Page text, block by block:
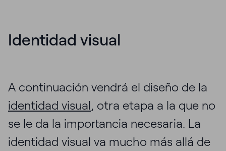
Identidad visual
A continuación vendrá el diseño de la
identidad visual, otra etapa a la que no
se le da la importancia necesaria. La
identidad visual va mucho más allá de